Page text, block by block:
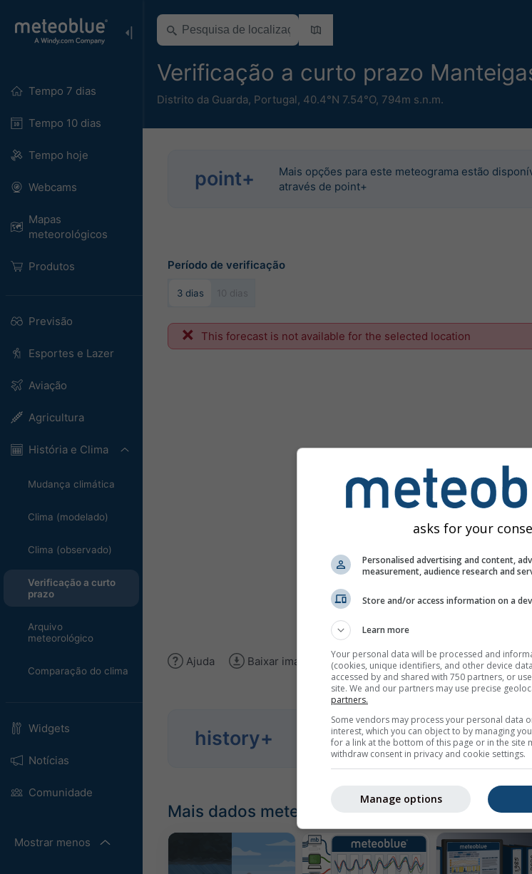
Tempo 7 dias
Tempo 10 dias
Tempo hoje
Webcams
Mapas
meteorológicos
Produtos
Previsão
Esportes e Lazer
Aviação
Agricultura
História e Clima
Mudança climática
Clima (modelado)
Clima (observado)
Verificação a curto
prazo
Arquivo
meteorológico
Comparação do clima
Widgets
Notícias
Comunidade
Mostrar menos
Verificação a curto prazo
Distrito da Guarda, Portugal, 40.4°N 7.54°O, 794m s.n.m.
point+
Mais opções para este meteograma estão
através de point+
Período de verificação
3 dias 10 dias
This forecast is not available for the selected location
Ajuda Baixar imagem
history+
Analisar dados meteorológicos históricos
Mais dados meteorológicos
asks for your
Personalised advertising and content,
measurement, audience research and
Store and/or access information on a
Learn more
Your personal data will be processed and
(cookies, unique identifiers, and other device
accessed by and shared with 750 partners, or
site. We and our partners may use precise
partners.
Some vendors may process your personal data
interest, which you can object to by managing
for a link at the bottom of this page or in the site
withdraw consent in privacy and cookie settings.
Manage options